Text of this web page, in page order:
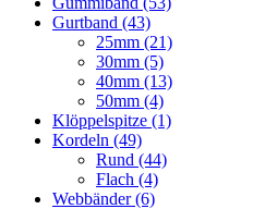
Gurtband (43)
25mm (21)
30mm (5)
40mm (13)
50mm (4)
Klöppelspitze (1)
Kordeln (49)
Rund (44)
Flach (4)
Webbänder (6)